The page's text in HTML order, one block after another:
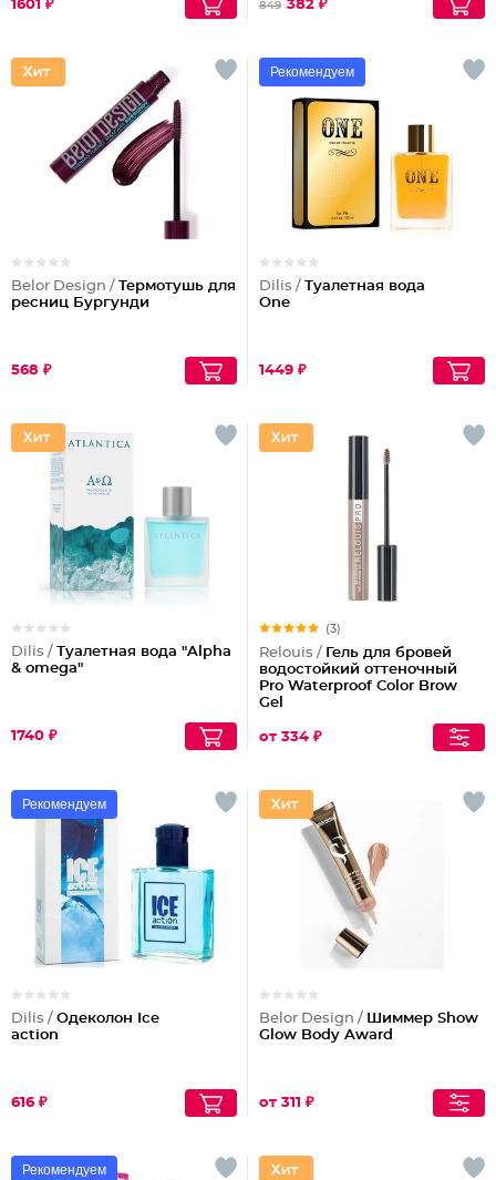
1601 ₽ 849 382 ₽
Belor Design /
Термотушь для
ресниц Бургунди
568 ₽
Рекомендуем
Dilis /
Туалетная вода
One
1449 ₽
Dilis /
Туалетная вода "Alpha
& omega"
1740 ₽
(3)
Relouis /
Гель для бровей
водостойкий оттеночный
Pro Waterproof Color Brow
Gel
от 334 ₽
Рекомендуем
Dilis / Одеколон Ice
action
616 ₽
Belor Design / Шиммер Show
Glow Body Award
от 311 ₽
Рекомендуем